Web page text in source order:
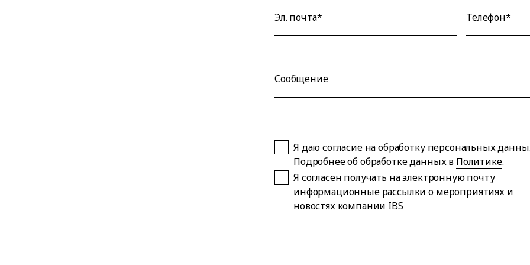
Эл. почта* Телефон*
Сообщение
Я даю согласие на обработку персональных
Подробнее об обработке данных в Политике.
Я согласен получать на электронную почту
информационные рассылки о мероприятиях и
новостях компании IBS